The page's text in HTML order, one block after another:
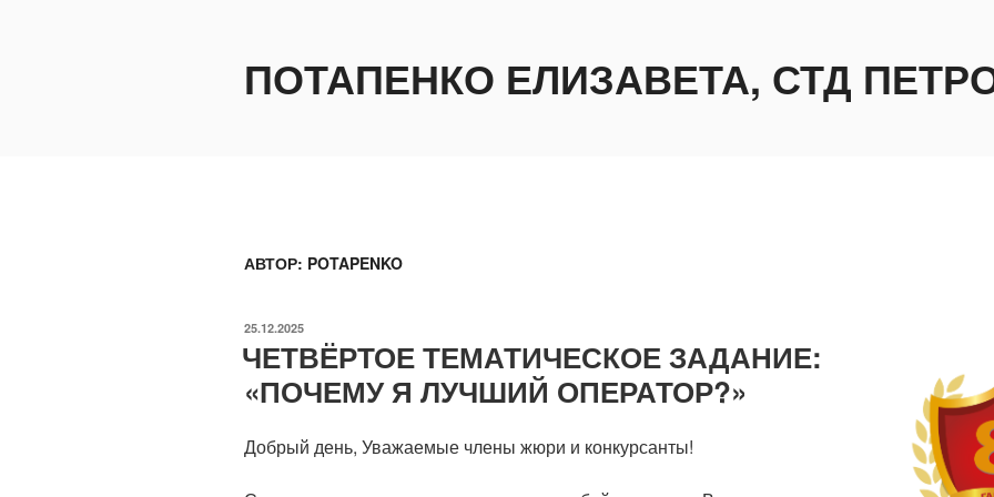
ПОТАПЕНКО ЕЛИЗАВЕТА, СТД
АВТОР: POTAPENKO
ОПУБЛИКОВАНО
25.12.2025
ЧЕТВЁРТОЕ ТЕМАТИЧЕСКОЕ ЗАДАНИЕ:
«ПОЧЕМУ Я ЛУЧШИЙ ОПЕРАТОР?»
Добрый день, Уважаемые члены жюри и конкурсанты!